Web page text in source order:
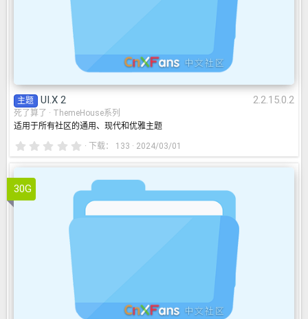
主题 UI.X 2 2.2.15.0.2
死了算了
ThemeHouse系列
适用于所有社区的通用、现代和优雅主题
0
.
0
星
下载 133 2024/03/01
30G
[TH] UI.X 2 Dark 2.2.15.0.2